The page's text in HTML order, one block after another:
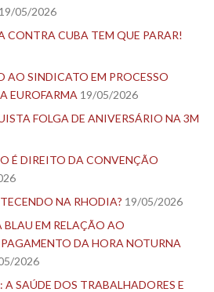
19/05/2026
CONTRA CUBA TEM QUE PARAR!
AO SINDICATO EM PROCESSO
EUROFARMA 19/05/2026
FOLGA DE ANIVERSÁRIO NA 3M
É DIREITO DA CONVENÇÃO
NA RHODIA? 19/05/2026
EM RELAÇÃO AO
DA HORA NOTURNA
2026
A SAÚDE DOS TRABALHADORES E